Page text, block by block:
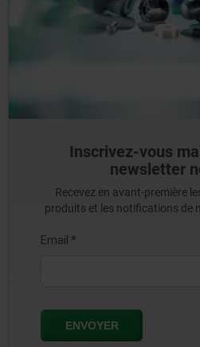
Inscrivez-vous
newsletter
Recevez en avant-première
produits et les notifications de